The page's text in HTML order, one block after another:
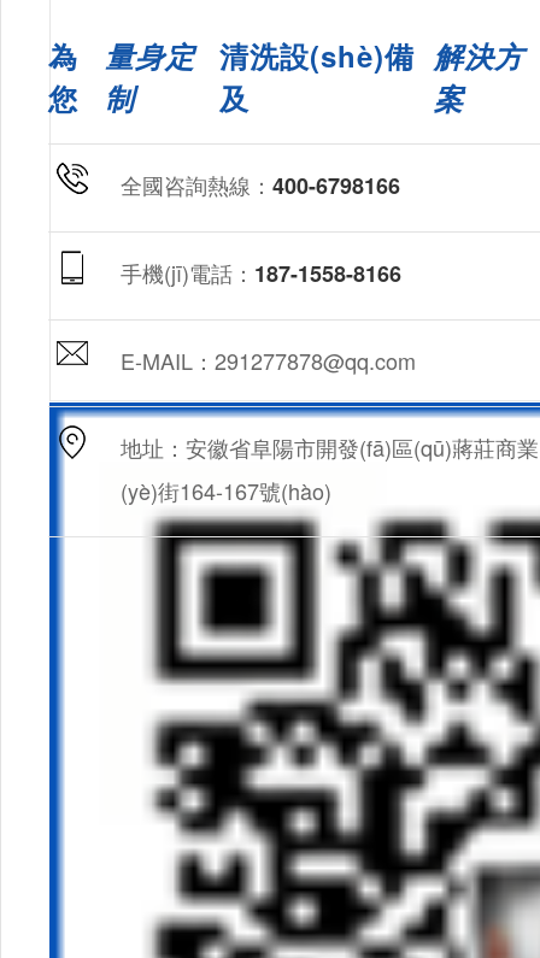
為
您
量身定
制
清洗設(shè)備
及
解決方
案
全國咨詢熱線： 400-6798166
手機(jī)電話： 187-1558-8166
E-MAIL：291277878@qq.com
地址：安徽省阜陽市開發(fā)區(qū)蔣莊商業
(yè)街164-167號(hào)